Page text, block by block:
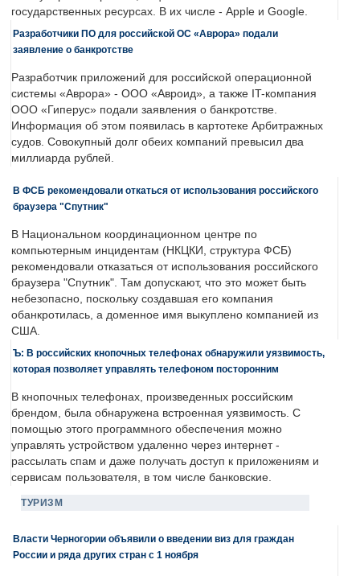
государственных ресурсах. В их числе - Apple и Google.
Разработчики ПО для российской ОС «Аврора» подали
заявление о банкротстве
Разработчик приложений для российской операционной
системы «Аврора» - ООО «Авроид», а также IT-компания
ООО «Гиперус» подали заявления о банкротстве.
Информация об этом появилась в картотеке Арбитражных
судов. Совокупный долг обеих компаний превысил два
миллиарда рублей.
В ФСБ рекомендовали откаться от использования российского
браузера "Спутник"
В Национальном координационном центре по
компьютерным инцидентам (НКЦКИ, структура ФСБ)
рекомендовали отказаться от использования российского
браузера "Спутник". Там допускают, что это может быть
небезопасно, поскольку создавшая его компания
обанкротилась, а доменное имя выкуплено компанией из
США.
Ъ: В российских кнопочных телефонах обнаружили уязвимость,
которая позволяет управлять телефоном посторонним
В кнопочных телефонах, произведенных российским
брендом, была обнаружена встроенная уязвимость. С
помощью этого программного обеспечения можно
управлять устройством удаленно через интернет -
рассылать спам и даже получать доступ к приложениям и
сервисам пользователя, в том числе банковские.
ТУРИЗМ
Власти Черногории объявили о введении виз для граждан
России и ряда других стран с 1 ноября